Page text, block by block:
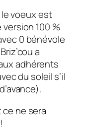
le voeux est
100 %
0 bénévole
a
adhérents
du soleil s’il
ne sera